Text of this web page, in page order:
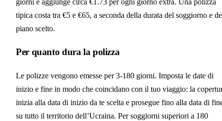
tipica costa tra €5 e €65, a seconda della durata del soggiorno e
piano scelto.
Per quanto dura la polizza
Le polizze vengono emesse per 3-180 giorni. Imposta le date di
inizio e fine in modo che coincidano con il tuo viaggio: la
inizia alla data di inizio da te scelta e prosegue fino alla data di
su tutto il territorio dell’Ucraina. Per soggiorni superiori a 180